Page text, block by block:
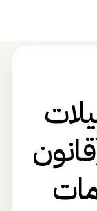
2025 (قانون